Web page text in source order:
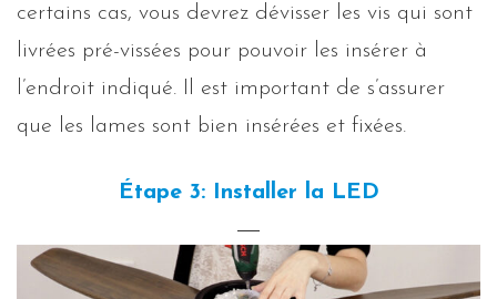
certains cas, vous devrez dévisser les vis qui sont
livrées pré-vissées pour pouvoir les insérer à
l’endroit indiqué. Il est important de s’assurer
que les lames sont bien insérées et fixées.
Étape 3: Installer la LED